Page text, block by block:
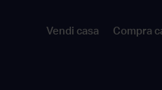
Vendi casa Compra